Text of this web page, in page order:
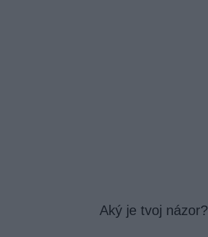
Aký je tvoj názor?